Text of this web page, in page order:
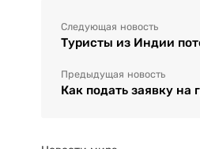
Следующая новость
Туристы из Индии
Предыдущая новость
Как подать заявку на